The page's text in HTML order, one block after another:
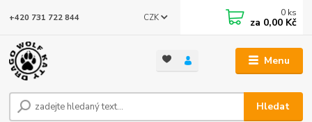
Menu
CZK
Hledat
+420 731 722 844 0 ks
za 0,00 Kč